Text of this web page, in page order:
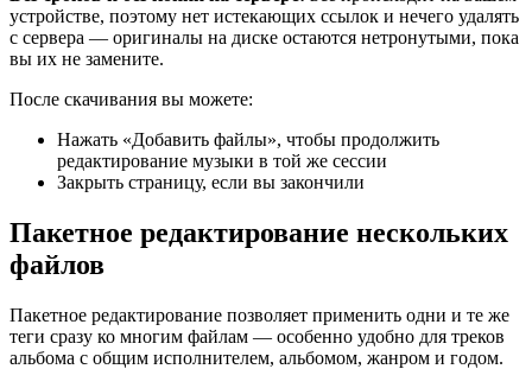
устройстве, поэтому нет истекающих ссылок и нечего удалять
с сервера — оригиналы на диске остаются нетронутыми, пока
вы их не замените.
После скачивания вы можете:
Нажать «Добавить файлы», чтобы продолжить
редактирование музыки в той же сессии
Закрыть страницу, если вы закончили
Пакетное редактирование нескольких
файлов
Пакетное редактирование позволяет применить одни и те же
теги сразу ко многим файлам — особенно удобно для треков
альбома с общим исполнителем, альбомом, жанром и годом.